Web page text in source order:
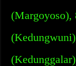
(Margoyoso),